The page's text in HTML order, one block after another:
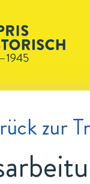
zur